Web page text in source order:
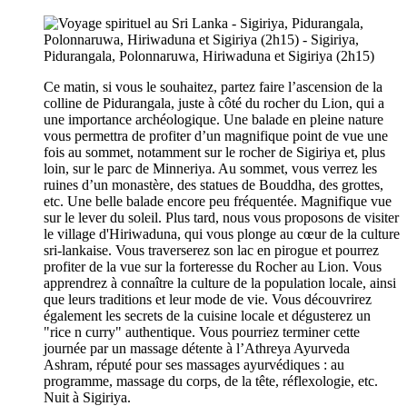
Ce matin, si vous le souhaitez, partez faire l’ascension de la
colline de Pidurangala, juste à côté du rocher du Lion, qui a
une importance archéologique. Une balade en pleine nature
vous permettra de profiter d’un magnifique point de vue une
fois au sommet, notamment sur le rocher de Sigiriya et, plus
loin, sur le parc de Minneriya. Au sommet, vous verrez les
ruines d’un monastère, des statues de Bouddha, des grottes,
etc. Une belle balade encore peu fréquentée. Magnifique vue
sur le lever du soleil. Plus tard, nous vous proposons de visiter
le village d'Hiriwaduna, qui vous plonge au cœur de la culture
sri-lankaise. Vous traverserez son lac en pirogue et pourrez
profiter de la vue sur la forteresse du Rocher au Lion. Vous
apprendrez à connaître la culture de la population locale, ainsi
que leurs traditions et leur mode de vie. Vous découvrirez
également les secrets de la cuisine locale et dégusterez un
"rice n curry" authentique. Vous pourriez terminer cette
journée par un massage détente à l’Athreya Ayurveda
Ashram, réputé pour ses massages ayurvédiques : au
programme, massage du corps, de la tête, réflexologie, etc.
Nuit à Sigiriya.